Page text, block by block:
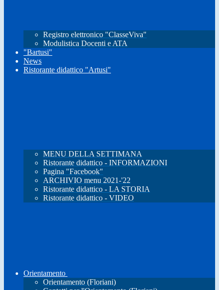
Registro elettronico "ClasseViva"
Modulistica Docenti e ATA
"Bartusi"
News
Ristorante didattico "Artusi"
MENU DELLA SETTIMANA
Ristorante didattico - INFORMAZIONI
Pagina "Facebook"
ARCHIVIO menu 2021-'22
Ristorante didattico - LA STORIA
Ristorante didattico - VIDEO
Orientamento
Orientamento (Floriani)